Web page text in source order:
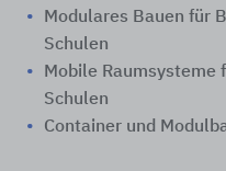
Modulares Bauen für
Schulen
Mobile Raumsysteme
Schulen
Container und